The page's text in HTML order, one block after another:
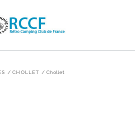
/ CHOLLET / Chollet